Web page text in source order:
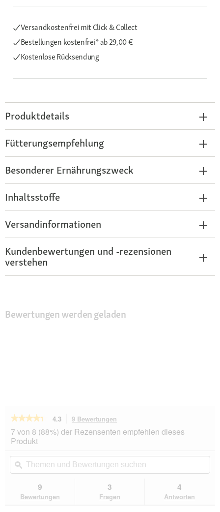
Versandkostenfrei mit Click & Collect
Bestellungen kostenfrei*ab 29,00 €
Kostenlose Rücksendung
Produktdetails
Fütterungsempfehlung
Besonderer Ernährungszweck
Inhaltsstoffe
Versandinformationen
Kundenbewertungen und -rezensionen
verstehen
Bewertungen werden geladen
★★★★★
★★★★★
von
5
lesen
für
Nassfuter
Katze,
4.3 9 Bewertungen
dieser
Aktion
du
zu
den
7 von 8 (88%) der Rezensenten empfehlen dieses
Produkt
Themen
und
Bewertungen
ϙ
9
Bewertungen
3
Fragen
4
Antworten